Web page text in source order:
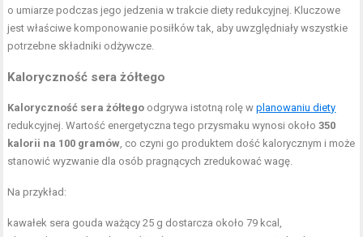
o umiarze podczas jego jedzenia w trakcie diety redukcyjnej. Kluczowe
jest właściwe komponowanie posiłków tak, aby uwzględniały wszystkie
potrzebne składniki odżywcze.
Kaloryczność sera żółtego
Kaloryczność sera żółtego odgrywa istotną rolę wplanowaniu diety
redukcyjnej. Wartość energetyczna tego przysmaku wynosi około350
kalorii na 100 gramów, co czyni go produktem dość kalorycznym i może
stanowić wyzwanie dla osób pragnących zredukować wagę.
Na przykład:
kawałek sera gouda ważący 25 g dostarcza około 79 kcal,